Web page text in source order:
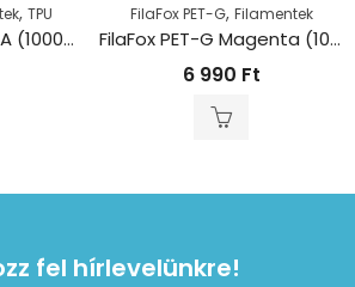
, TPU
FilaFox TPU Piros 95A (1000g / 1,75mm)
FilaFox PET-G, Filamentek
FilaFox PET-G Magenta (1000g / 1,75mm)
6 990 Ft
fel hírlevelünkre!